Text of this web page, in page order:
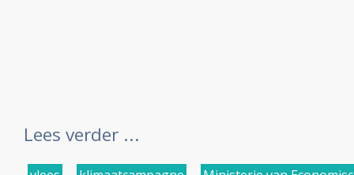
Lees verder ...